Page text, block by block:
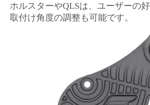
ホルスターやQLSは、ユーザーの
取付け角度の調整も可能です。